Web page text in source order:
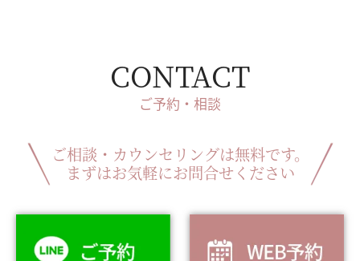
CONTACT
ご予約・相談
ご相談・カウンセリングは無料です。
まずはお気軽にお問合せください